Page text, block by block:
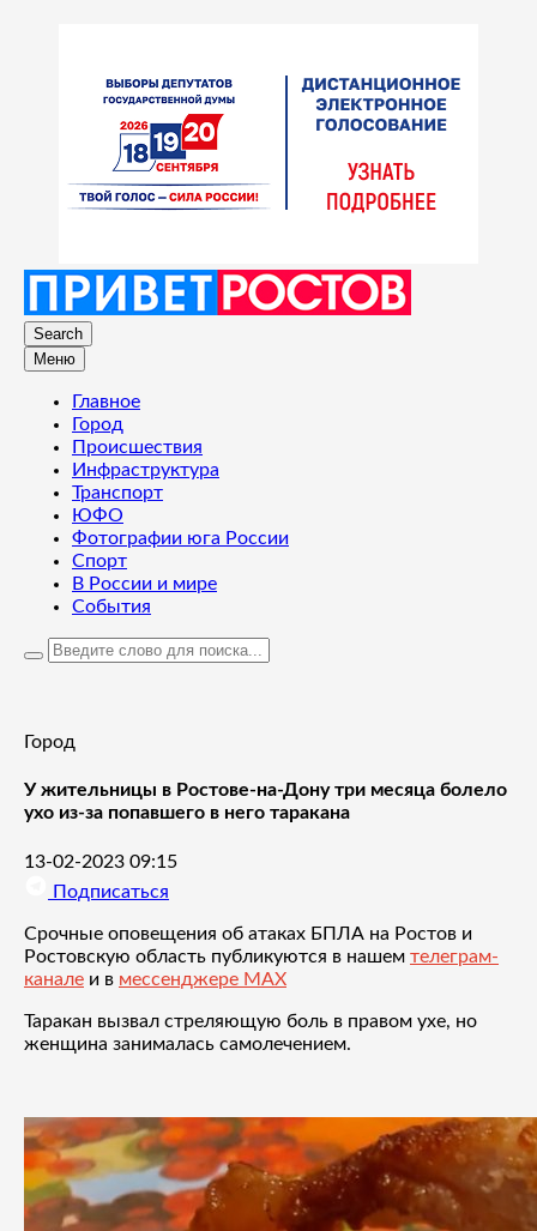
Search
Меню
Главное
Город
Происшествия
Инфраструктура
Транспорт
ЮФО
Фотографии юга России
Спорт
В России и мире
События
Город
У жительницы в Ростове-на-Дону три месяца болело
ухо из-за попавшего в него таракана
13-02-2023 09:15
Подписаться
Срочные оповещения об атаках БПЛА на Ростов и
Ростовскую область публикуются в нашем телеграм-
канале и в мессенджере MAX
Таракан вызвал стреляющую боль в правом ухе, но
женщина занималась самолечением.